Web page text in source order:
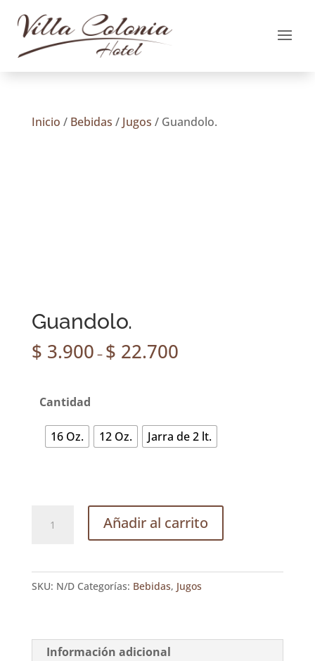
Inicio / Bebidas / Jugos / Guandolo.
Guandolo.
$ 3.900 – $ 22.700
Cantidad
16 Oz. 12 Oz. Jarra de 2 lt.
cantidad
Añadir al carrito
SKU: N/D Categorías: Bebidas, Jugos
Información adicional